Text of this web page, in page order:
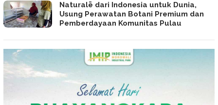
Naturalē dari Indonesia untuk Dunia,
Usung Perawatan Botani Premium dan
Pemberdayaan Komunitas Pulau